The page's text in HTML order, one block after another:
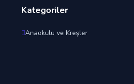
Kategoriler
Anaokulu ve Kreşler